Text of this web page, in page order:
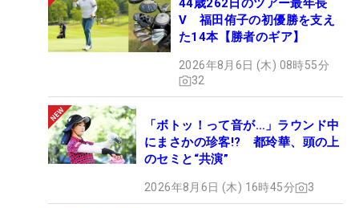
44歳262日のツアー最年長
V 福田侑子の初優勝を支え
た14本【勝者のギア】
2026年8月6日 (木) 08時55分
32
「ボトッ！って音が…」ラウンド中
にまさかの珍客!? 都玲華、頭の上
のセミと“共演”
2026年8月6日 (木) 16時45分 3